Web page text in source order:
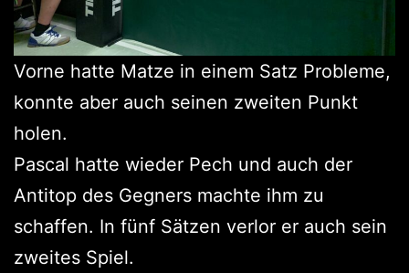
Vorne hatte Matze in einem Satz Probleme,
konnte aber auch seinen zweiten Punkt
holen.
Pascal hatte wieder Pech und auch der
Antitop des Gegners machte ihm zu
schaffen. In fünf Sätzen verlor er auch sein
zweites Spiel.